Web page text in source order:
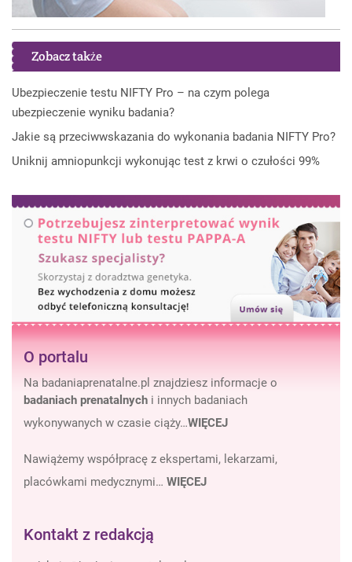
Zobacz także
Ubezpieczenie testu NIFTY Pro – na czym polega
ubezpieczenie wyniku badania?
Jakie są przeciwwskazania do wykonania badania NIFTY Pro?
Uniknij amniopunkcji wykonując test z krwi o czułości 99%
O portalu
Na badaniaprenatalne.pl znajdziesz informacje o
badaniach prenatalnych i innych badaniach
wykonywanych w czasie ciąży…WIĘCEJ
Nawiążemy współpracę z ekspertami, lekarzami,
placówkami medycznymi… WIĘCEJ
Kontakt z redakcją